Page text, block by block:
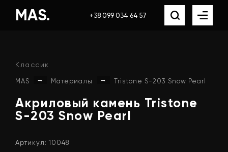
MAS. +38 099 034 64 57
Классик
MAS → Материалы → Tristone S-203 Snow Pearl
Акриловый камень Tristone
S-203 Snow Pearl
Артикул: 10048